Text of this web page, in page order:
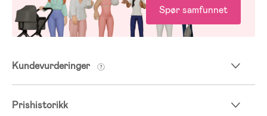
Spør samfunnet
Kundevurderinger
Prishistorikk